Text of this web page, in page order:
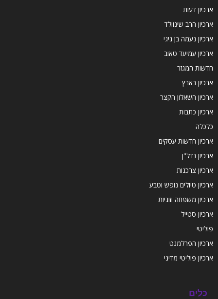
ארכיון דעות
ארכיון הרב שינוולד
ארכיון נעמה בן גיגי
ארכיון עמיעד טאוב
חדשות המגזר
ארכיון בארץ
ארכיון השאלון הקצר
ארכיון כתבות
כלכלה
ארכיון חדשות עסקים
ארכיון נדל''ן
ארכיון צרכנות
ארכיון טיולים נופש וטבע
ארכיון משפחה וזוגיות
ארכיון סטייל
פוליטי
ארכיון הפרלמנט
ארכיון פוליטי מדיני
כלים